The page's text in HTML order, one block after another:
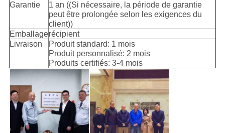
Garantie
1 an ((Si nécessaire, la période de garantie
peut être prolongée selon les exigences du
client))
Emballagerécipient
Livraison
Produit standard: 1 mois
Produit personnalisé: 2 mois
Produits certifiés: 3-4 mois